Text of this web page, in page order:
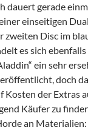
dauert gerade
einseitigen
zweiten Disc im
es sich ebenfalls
ein sehr
doch
Kosten der Extras
Käufer zu
an Materialien: